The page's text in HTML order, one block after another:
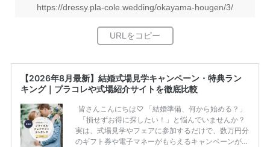
https://dressy.pla-cole.wedding/okayama-hougen/3/
【2026年8月最新】結婚式場見学キャンペーン・特典ラン
キング｜プラコレや式場紹介サイトを徹底比較
皆さんこんにちは♡ 「結婚準備、何から始める？」
「損せずお得に探したい！」と悩んでいませんか？
実は、式場見学やフェアに参加するだけで、数万円分
のギフト券や電子マネーがもらえるキャンペーンがあ